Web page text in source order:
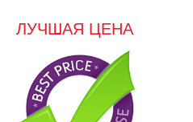
ЛУЧШАЯ ЦЕНА